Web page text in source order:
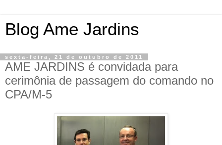
Blog Ame Jardins
sexta-feira, 21 de outubro de 2011
AME JARDINS é convidada para
cerimônia de passagem do comando no
CPA/M-5